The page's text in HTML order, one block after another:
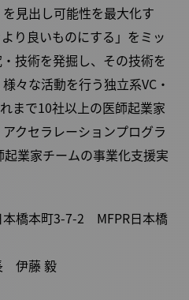
を見出し可能性を最大化す
り良いものにする」をミッ
技術を発掘し、その技術を
々な活動を行う独立系VC・
まで10社以上の医師起業家
クセラレーションプログラ
業家チームの事業化支援実
橋本町3-7-2 MFPR日本橋
伊藤 毅